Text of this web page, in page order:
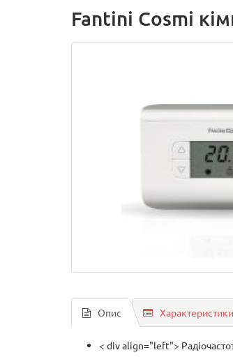
Fantini Cosmi
Опис Характеристики
< div align="left">